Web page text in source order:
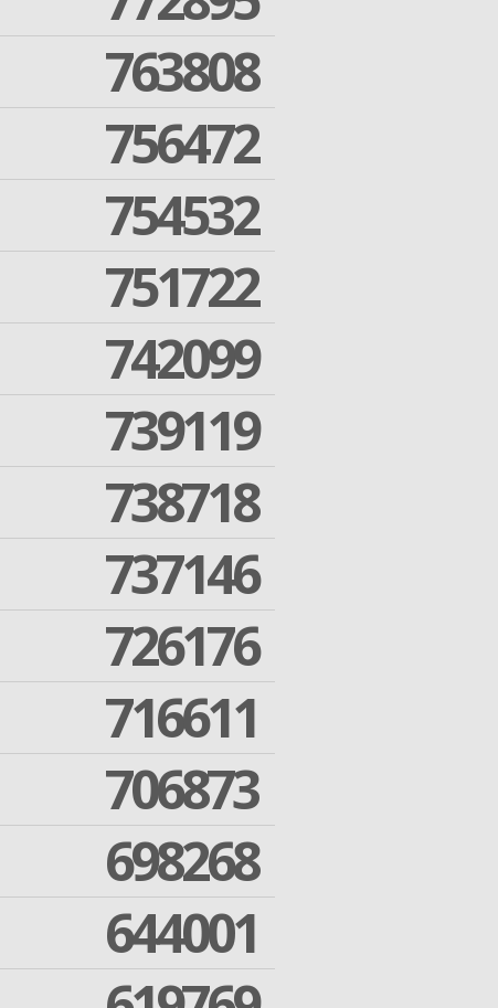
763808
756472
754532
751722
742099
739119
738718
737146
726176
716611
706873
698268
644001